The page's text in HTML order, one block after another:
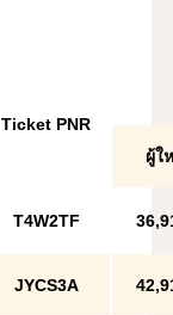
Ticket PNR
ผู้ใ
T4W2TF
JYCS3A